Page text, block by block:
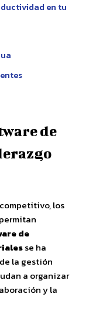
en tu
de
los
de
se ha
la gestión
a organizar
y la